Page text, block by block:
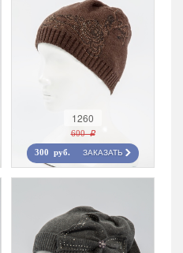
1260
600 r
300 руб. ЗАКАЗАТЬ